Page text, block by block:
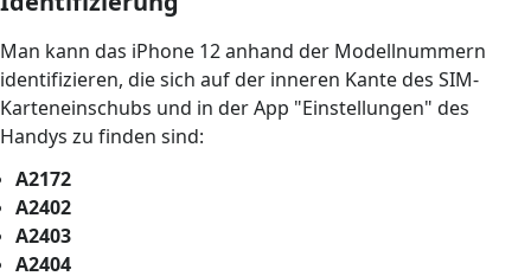
Man kann das iPhone 12 anhand der Modellnummern
identifizieren, die sich auf der inneren Kante des SIM-
Karteneinschubs und in der App "Einstellungen" des
Handys zu finden sind:
A2172
A2402
A2403
A2404